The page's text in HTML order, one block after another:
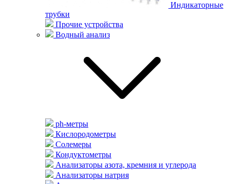
Индикаторные
трубки
Прочие устройства
Водный анализ
ph-метры
Кислородометры
Солемеры
Кондуктометры
Анализаторы азота, кремния и углерода
Анализаторы натрия